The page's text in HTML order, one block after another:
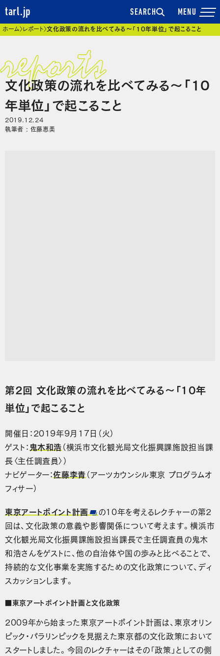
tarl.jp SEARCH
現在位置
ホーム レポート 文化政策の流れを比べてみる～「10年単位」で起こること
文化政策の流れを比べてみる～「10
年単位」で起こること
2019.12.24
執筆者 : 佐藤恵美
第2回 文化政策の流れを比べてみる～「10年
単位」で起こること
開催日：2019年9月17日（火）
ゲスト： 鬼木和浩（横浜市文化観光局文化振興課施設担当課
長〈主任調査員〉）
ナビゲーター：佐藤李青（アーツカウンシル東京 プログラムオ
フィサー）
東京アートポイント計画
の10年を考えるレクチャーの第2
回は、文化政策の意義や影響関係について考えます。横浜市
文化観光局文化振興課施設担当課長で主任調査員の鬼木
和浩さんをゲストに、他の自治体や国の歩みと比べることで、
持続的な文化事業を実施するための文化政策について、ディ
スカッションします。
■東京アートポイント計画と文化政策
2009年から始まった東京アートポイント計画は、東京オリン
ピック・パラリンピックを見据えた東京都の文化政策において
スタートしました。今回のレクチャーはその「政策」としての側